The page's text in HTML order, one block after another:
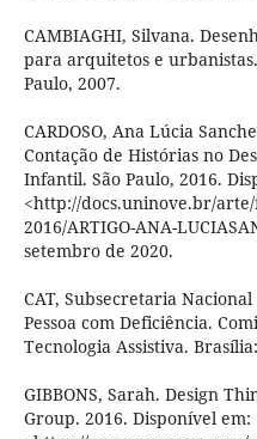
CAMBIAGHI, Silvana.
para arquitetos e
Paulo, 2007.
CARDOSO, Ana Lúcia
Contação de Histórias no
Infantil. São Paulo, 2016.
<http://docs.uninove.br/
2016/ARTIGO-ANA-
setembro de 2020.
CAT, Subsecretaria
Pessoa com Deficiência.
Tecnologia Assistiva.
GIBBONS, Sarah. Design
Group. 2016. Disponível em: